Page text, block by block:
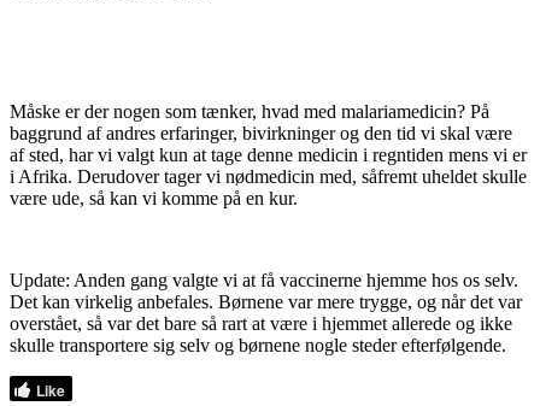
Måske er der nogen som tænker, hvad med malariamedicin? På
baggrund af andres erfaringer, bivirkninger og den tid vi skal være
af sted, har vi valgt kun at tage denne medicin i regntiden mens vi er
i Afrika. Derudover tager vi nødmedicin med, såfremt uheldet skulle
være ude, så kan vi komme på en kur.
Update: Anden gang valgte vi at få vaccinerne hjemme hos os selv.
Det kan virkelig anbefales. Børnene var mere trygge, og når det var
overstået, så var det bare så rart at være i hjemmet allerede og ikke
skulle transportere sig selv og børnene nogle steder efterfølgende.
Like